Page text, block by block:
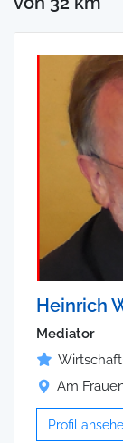
Heinrich
Mediator
Am
Profil